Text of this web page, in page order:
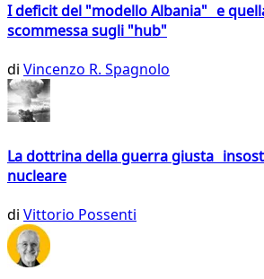
I deficit del "modello Albania" e
scommessa sugli "hub"
di Vincenzo R. Spagnolo
La dottrina della guerra giusta
nucleare
di Vittorio Possenti